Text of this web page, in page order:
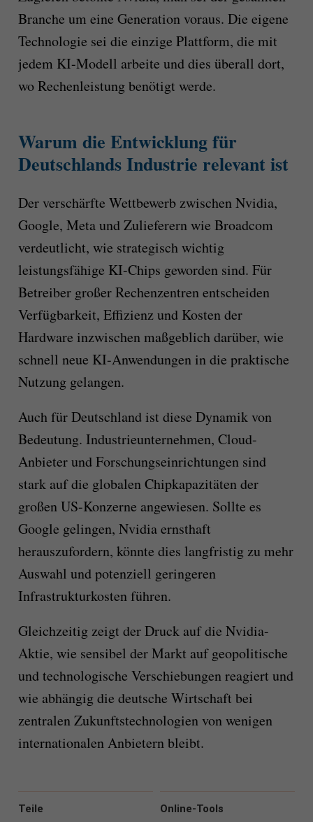
Branche um eine Generation voraus. Die eigene
Technologie sei die einzige Plattform, die mit
jedem KI-Modell arbeite und dies überall dort,
wo Rechenleistung benötigt werde.
Warum die Entwicklung für
Deutschlands Industrie relevant ist
Der verschärfte Wettbewerb zwischen Nvidia,
Google, Meta und Zulieferern wie Broadcom
verdeutlicht, wie strategisch wichtig
leistungsfähige KI-Chips geworden sind. Für
Betreiber großer Rechenzentren entscheiden
Verfügbarkeit, Effizienz und Kosten der
Hardware inzwischen maßgeblich darüber, wie
schnell neue KI-Anwendungen in die praktische
Nutzung gelangen.
Auch für Deutschland ist diese Dynamik von
Bedeutung. Industrieunternehmen, Cloud-
Anbieter und Forschungseinrichtungen sind
stark auf die globalen Chipkapazitäten der
großen US-Konzerne angewiesen. Sollte es
Google gelingen, Nvidia ernsthaft
herauszufordern, könnte dies langfristig zu mehr
Auswahl und potenziell geringeren
Infrastrukturkosten führen.
Gleichzeitig zeigt der Druck auf die Nvidia-
Aktie, wie sensibel der Markt auf geopolitische
und technologische Verschiebungen reagiert und
wie abhängig die deutsche Wirtschaft bei
zentralen Zukunftstechnologien von wenigen
internationalen Anbietern bleibt.
Online-Tools
Teile